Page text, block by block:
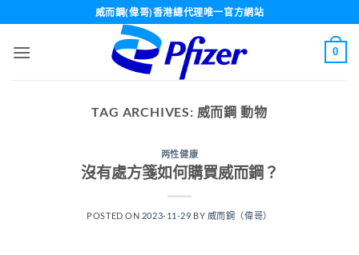
to
content
威而鋼(偉哥)香港總代理唯一官方網站
0
TAG ARCHIVES: 威而鋼 動物
两性健康
沒有處方箋如何購買威而鋼？
POSTED ON 2023-11-29 BY 威而鋼（偉哥）